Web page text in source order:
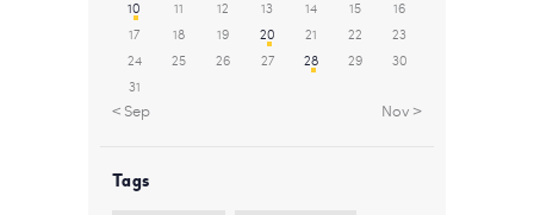
10
11 12 13 14 15
16
17
18 19 20 21 22
23
24
25 26 27 28 29
30
31
« Sep Nov »
Tags